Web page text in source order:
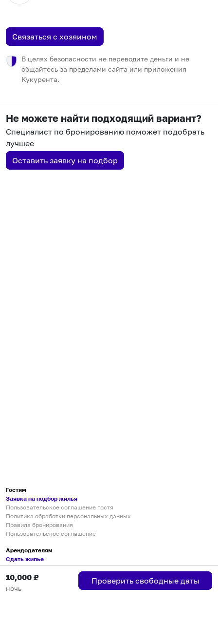
Связаться с хозяином
В целях безопасности не переводите деньги и не
общайтесь за пределами сайта или приложения
Кукурента.
Не можете найти подходящий вариант?
Специалист по бронированию поможет подобрать
лучшее
Оставить заявку на подбор
10,000 ₽
ночь
Проверить свободные даты
Гостям
Заявка на подбор жилья
Пользовательское соглашение гостя
Политика обработки персональных данных
Правила бронирования
Пользовательское соглашение
Арендодателям
Сдать жилье
Пользовательское соглашение
Правила публикации объявлений